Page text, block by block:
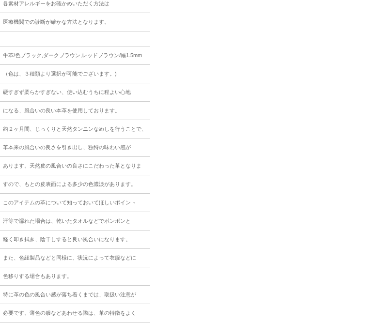
各素材アレルギーをお確かめいただく方法は
医療機関での診断が確かな方法となります。
牛革/色ブラック,ダークブラウン,レッドブラウン/幅1.5mm
（色は、３種類より選択が可能でございます。)
硬すぎず柔らかすぎない、使い込むうちに程よい心地
になる、風合いの良い本革を使用しております。
約２ヶ月間、じっくりと天然タンニンなめしを行うことで、
革本来の風合いの良さを引き出し、独特の味わい感が
あります。天然皮の風合いの良さにこだわった革となりま
すので、もとの皮表面による多少の色濃淡があります。
このアイテムの革について知っておいてほしいポイント
汗等で濡れた場合は、乾いたタオルなどでポンポンと
軽く叩き拭き、陰干しすると良い風合いになります。
また、色紐製品などと同様に、状況によって衣服などに
色移りする場合もあります。
特に革の色の風合い感が落ち着くまでは、取扱い注意が
必要です。薄色の服などあわせる際は、革の特徴をよく